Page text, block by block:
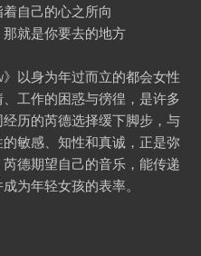
自己的心之所向
就是你要去的地方
以身为年过而立的都会女性
工作的困惑与徬徨，是许多
历的芮德选择缓下脚步，与
敏感、知性和真诚，正是弥
德期望自己的音乐，能传递
为年轻女孩的表率。